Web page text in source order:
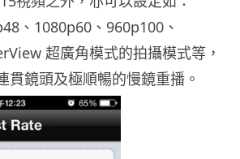
、1080p60、960p100、
超廣角模式的拍攝模式等，
貫鏡頭及極順暢的慢鏡重播。